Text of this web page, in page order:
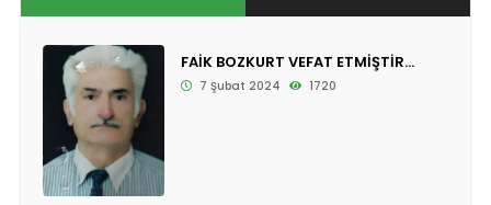
FAİK BOZKURT VEFAT ETMİŞTİR...
7 Şubat 2024 1720